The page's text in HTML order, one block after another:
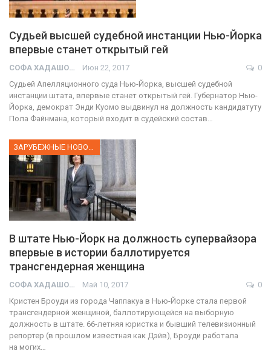
Судьей высшей судебной инстанции Нью-Йорка
впервые станет открытый гей
СОФА ХАДАШОТ Июн 22, 2017
0
Судьей Апелляционного суда Нью-Йорка, высшей судебной
инстанции штата, впервые станет открытый гей. Губернатор Нью-
Йорка, демократ Энди Куомо выдвинул на должность кандидатуту
Пола Файнмана, который входит в судейский состав…
В штате Нью-Йорк на должность супервайзора
впервые в истории баллотируется
трансгендерная женщина
СОФА ХАДАШОТ Май 10, 2017
0
Кристен Броуди из города Чаппакуа в Нью-Йорке стала первой
трансгендерной женщиной, баллотирующейся на выборную
должность в штате. 66-летняя юристка и бывший телевизионный
репортер (в прошлом известная как Дэйв), Броуди работала
на могих…